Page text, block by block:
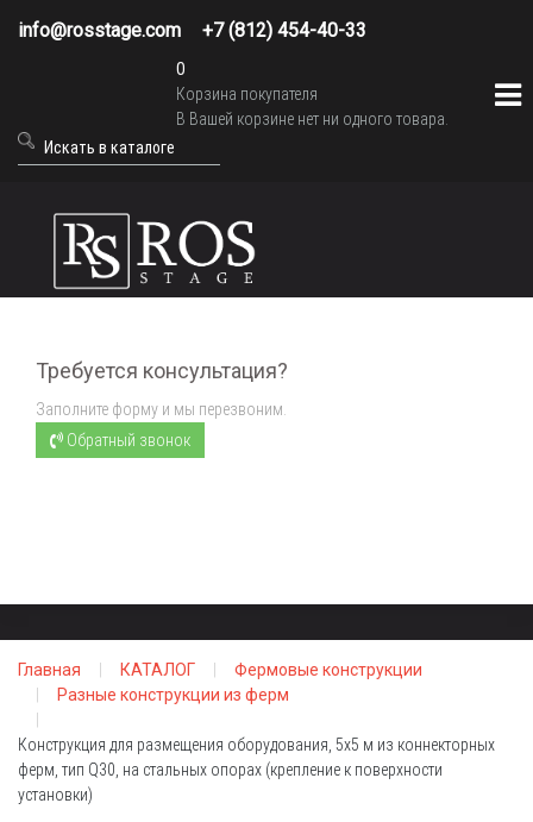
info@rosstage.com +7 (812) 454-40-33
0
Корзина покупателя
В Вашей корзине нет ни одного товара.
Требуется консультация?
Заполните форму и мы перезвоним.
Обратный звонок
Главная КАТАЛОГ
Фермовые конструкции
Разные конструкции из ферм
Конструкция для размещения оборудования, 5х5 м из коннекторных
ферм, тип Q30, на стальных опорах (крепление к поверхности
установки)